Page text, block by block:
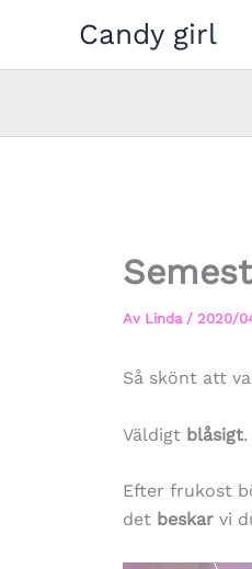
innehåll
Candy girl
Av Linda / 2020/
Så skönt att
Väldigt blåsigt.
Efter frukost
det beskar vi